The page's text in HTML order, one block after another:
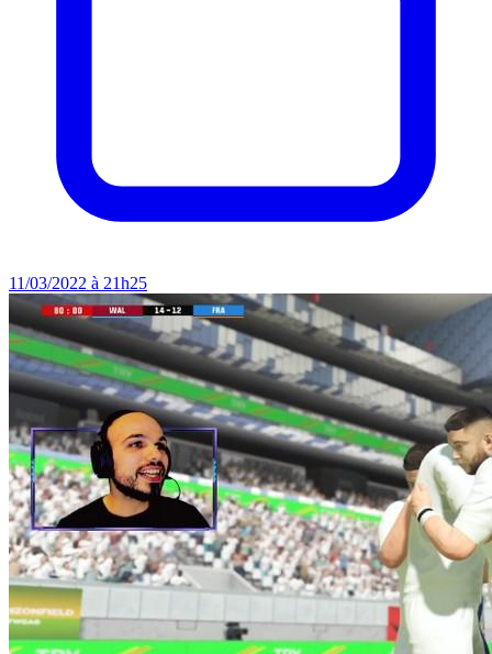
11/03/2022 à 21h25